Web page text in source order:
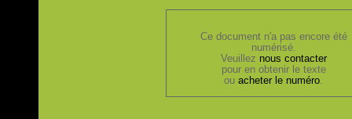
Ce document n'a pas encore été
numérisé.
Veuillez nous contacter
pour en obtenir le texte
ouacheter le numéro.